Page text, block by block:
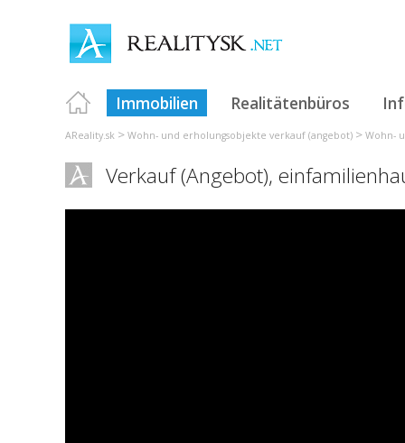
Immobilien Realitätenbüros
AReality.sk > Wohn- und erholungsobjekte verkauf (angebot) > Wohn-
Verkauf (Angebot),